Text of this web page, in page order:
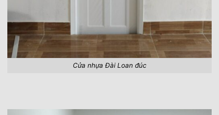
Cửa nhựa Đài Loan đúc